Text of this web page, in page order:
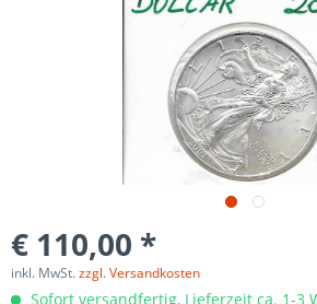
€ 110,00 *
inkl. MwSt.zzgl. Versandkosten
Sofort versandfertig, Lieferzeit ca. 1-3